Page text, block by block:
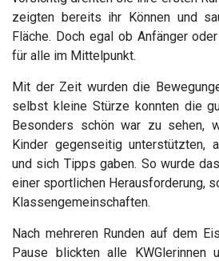
zeigten bereits ihr Können und
Fläche. Doch egal ob Anfänger
für alle im Mittelpunkt.
Mit der Zeit wurden die
selbst kleine Stürze konnten die
Besonders schön war zu sehen,
Kinder gegenseitig unterstützten,
und sich Tipps gaben. So wurde
einer sportlichen Herausforderung,
Klassengemeinschaften.
Nach mehreren Runden auf dem
Pause blickten alle KWGlerinnen